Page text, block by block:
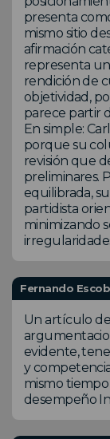
presenta
mismo sitio
afirmación
representa
rendición de
objetividad,
parece partir
En simple:
porque su
revisión que
preliminares.
equilibrada,
partidista
minimizando
Fernando
Un artículo
evidente,
y
mismo
desempeño